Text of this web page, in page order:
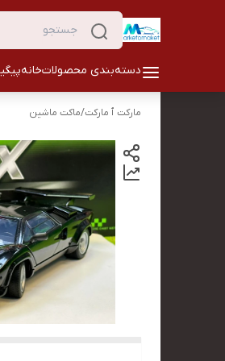
دسته‌بندی محصولاتخانه
مارکت ٱ مارکت/ماکت ماشین